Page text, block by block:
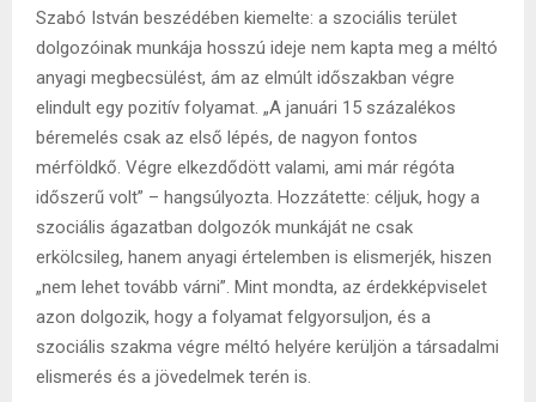
Szabó István beszédében kiemelte: a szociális terület
dolgozóinak munkája hosszú ideje nem kapta meg a méltó
anyagi megbecsülést, ám az elmúlt időszakban végre
elindult egy pozitív folyamat. „A januári 15 százalékos
béremelés csak az első lépés, de nagyon fontos
mérföldkő. Végre elkezdődött valami, ami már régóta
időszerű volt” – hangsúlyozta. Hozzátette: céljuk, hogy a
szociális ágazatban dolgozók munkáját ne csak
erkölcsileg, hanem anyagi értelemben is elismerjék, hiszen
„nem lehet tovább várni”. Mint mondta, az érdekképviselet
azon dolgozik, hogy a folyamat felgyorsuljon, és a
szociális szakma végre méltó helyére kerüljön a társadalmi
elismerés és a jövedelmek terén is.